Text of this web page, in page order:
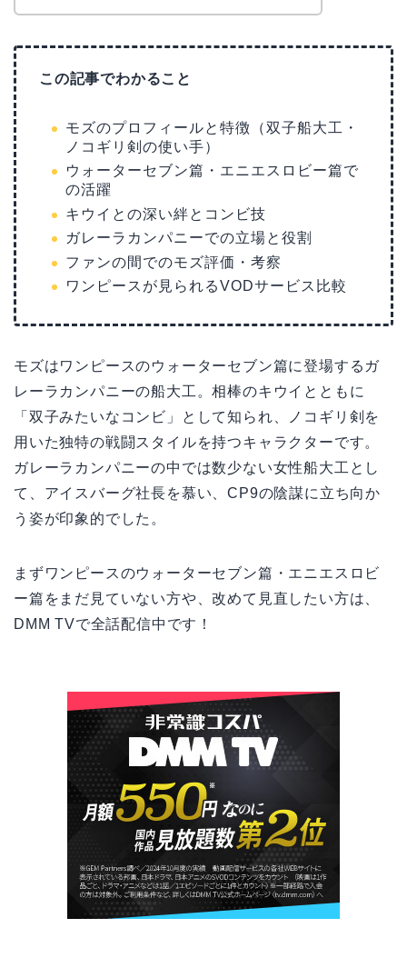
この記事でわかること
モズのプロフィールと特徴（双子船大工・
ノコギリ剣の使い手）
ウォーターセブン篇・エニエスロビー篇で
の活躍
キウイとの深い絆とコンビ技
ガレーラカンパニーでの立場と役割
ファンの間でのモズ評価・考察
ワンピースが見られるVODサービス比較
モズはワンピースのウォーターセブン篇に登場するガ
レーラカンパニーの船大工。相棒のキウイとともに
「双子みたいなコンビ」として知られ、ノコギリ剣を
用いた独特の戦闘スタイルを持つキャラクターです。
ガレーラカンパニーの中では数少ない女性船大工とし
て、アイスバーグ社長を慕い、CP9の陰謀に立ち向か
う姿が印象的でした。
まずワンピースのウォーターセブン篇・エニエスロビ
ー篇をまだ見ていない方や、改めて見直したい方は、
DMM TVで全話配信中です！